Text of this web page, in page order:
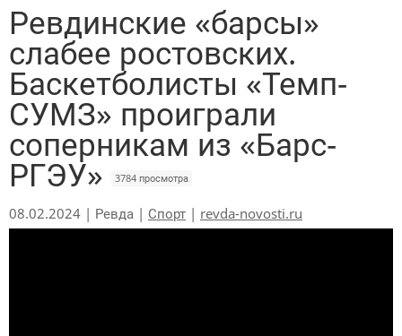
Ревдинские «барсы»
слабее ростовских.
Баскетболисты «Темп-
СУМЗ» проиграли
соперникам из «Барс-
РГЭУ» 3784 просмотра
08.02.2024 | Ревда | Спорт | revda-novosti.ru